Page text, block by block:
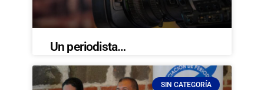
Un periodista…
SIN CATEGORÍA